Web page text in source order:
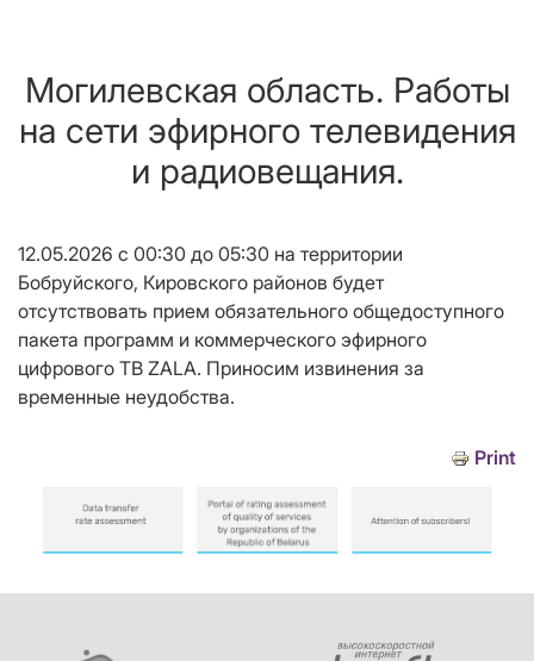
Могилевская область. Работы
на сети эфирного телевидения
и радиовещания.
12.05.2026 с 00:30 до 05:30 на территории
Бобруйского, Кировского районов будет
отсутствовать прием обязательного общедоступного
пакета программ и коммерческого эфирного
цифрового ТВ ZALA. Приносим извинения за
временные неудобства.
Print